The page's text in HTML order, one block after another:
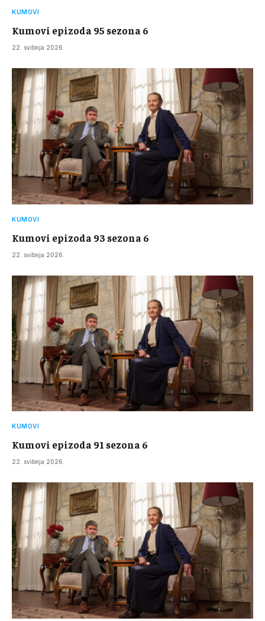
KUMOVI
Kumovi epizoda 95 sezona 6
22. svibnja 2026.
KUMOVI
Kumovi epizoda 93 sezona 6
22. svibnja 2026.
KUMOVI
Kumovi epizoda 91 sezona 6
22. svibnja 2026.